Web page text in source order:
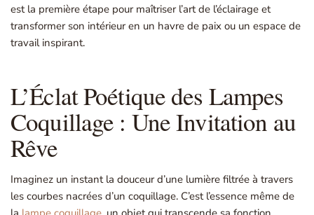
est la première étape pour maîtriser l’art de l’éclairage et
transformer son intérieur en un havre de paix ou un espace de
travail inspirant.
L’Éclat Poétique des Lampes
Coquillage : Une Invitation au
Rêve
Imaginez un instant la douceur d’une lumière filtrée à travers
les courbes nacrées d’un coquillage. C’est l’essence même de